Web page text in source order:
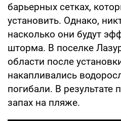
барьерных сетках,
установить. Однако,
насколько они будут
шторма. В поселке
области после
накапливались
погибали. В результате
запах на пляже.